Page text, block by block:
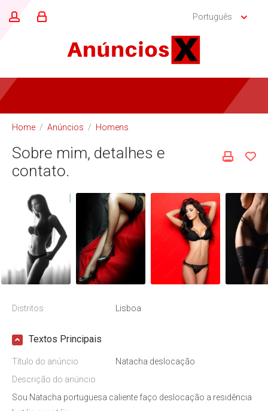
Português
Home / Anúncios / Homens
Sobre mim, detalhes e
contato.
Distritos Lisboa
Textos Principais
Título do anúncio
Natacha deslocação
Descrição do anúncio
Sou Natacha portuguesa caliente faço deslocação a residência